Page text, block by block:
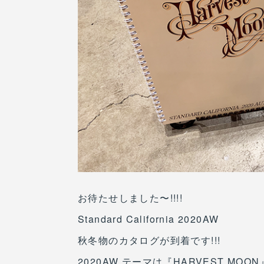
お待たせしました〜!!!!
Standard California 2020AW
秋冬物のカタログが到着です!!!